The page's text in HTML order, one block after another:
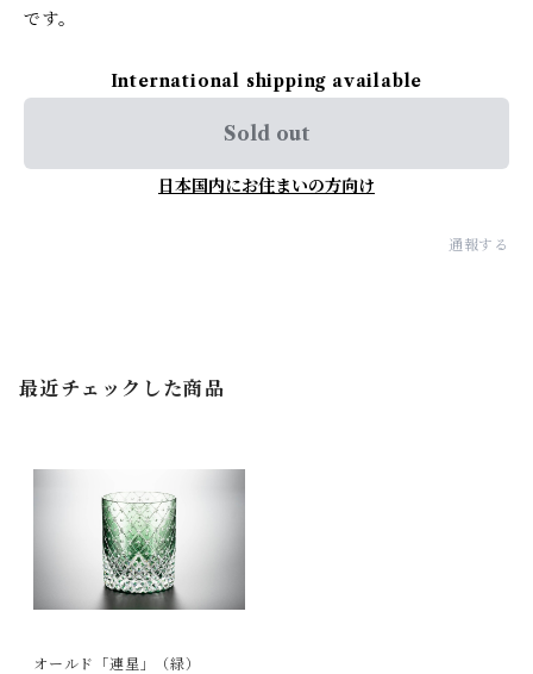
です。
International shipping available
Sold out
日本国内にお住まいの方向け
通報する
最近チェックした商品
オールド「連星」（緑）